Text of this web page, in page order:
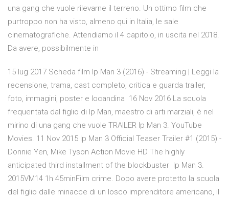
una gang che vuole rilevarne il terreno. Un ottimo film che
purtroppo non ha visto, almeno qui in Italia, le sale
cinematografiche. Attendiamo il 4 capitolo, in uscita nel 2018.
Da avere, possibilmente in
15 lug 2017 Scheda film Ip Man 3 (2016) - Streaming | Leggi la
recensione, trama, cast completo, critica e guarda trailer,
foto, immagini, poster e locandina 16 Nov 2016 La scuola
frequentata dal figlio di Ip Man, maestro di arti marziali, è nel
mirino di una gang che vuole TRAILER Ip Man 3. YouTube
Movies. 11 Nov 2015 Ip Man 3 Official Teaser Trailer #1 (2015) -
Donnie Yen, Mike Tyson Action Movie HD The highly
anticipated third installment of the blockbuster Ip Man 3.
2015VM14 1h 45minFilm crime. Dopo avere protetto la scuola
del figlio dalle minacce di un losco imprenditore americano, il